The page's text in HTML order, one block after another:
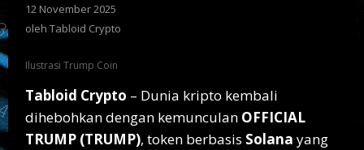
12 November 2025
oleh Tabloid Crypto
Ilustrasi Trump Coin
Tabloid Crypto – Dunia kripto kembali
dihebohkan dengan kemunculan OFFICIAL
TRUMP (TRUMP), token berbasis Solana yang